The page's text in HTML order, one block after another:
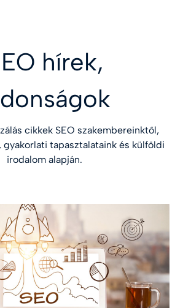
hírek,
cikkek SEO szakembereinktől,
gyakorlati tapasztalataink és külföldi
irodalom alapján.